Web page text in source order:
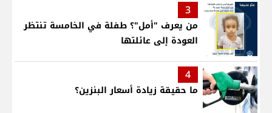
3
من يعرف "أمل"؟ طفلة في الخامسة تنتظر
العودة إلى عائلتها
4
ما حقيقة زيادة أسعار البنزين؟